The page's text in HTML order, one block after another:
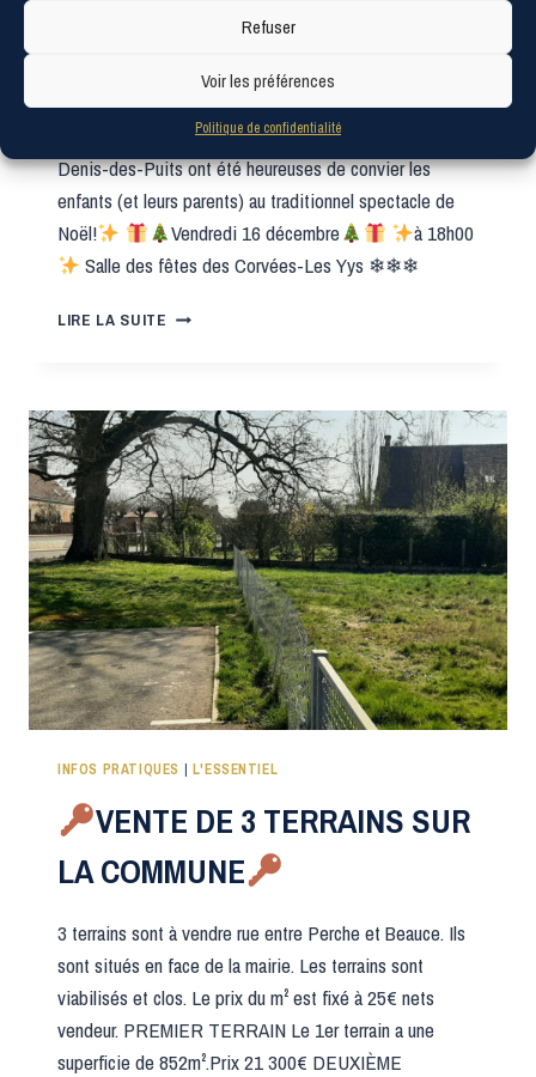
Refuser
Voir les préférences
Politique de confidentialité
ARBRE DE NOËL A LES
CORVÉES-LES YYS
Les communes de Les Corvées-Les Yys et Saint-
Denis-des-Puits ont été heureuses de convier les
enfants (et leurs parents) au traditionnel spectacle de
Noël!
Vendredi 16 décembre
à 18h00
Salle des fêtes des Corvées-Les Yys ❄❄❄
LIRE LA SUITE
A
LES
CORVÉES-
LES
YYS
INFOS PRATIQUES | L'ESSENTIEL
VENTE DE 3 TERRAINS SUR
LA COMMUNE
3 terrains sont à vendre rue entre Perche et Beauce. Ils
sont situés en face de la mairie. Les terrains sont
viabilisés et clos. Le prix du m² est fixé à 25€ nets
vendeur. PREMIER TERRAIN Le 1er terrain a une
superficie de 852m².Prix 21 300€ DEUXIÈME